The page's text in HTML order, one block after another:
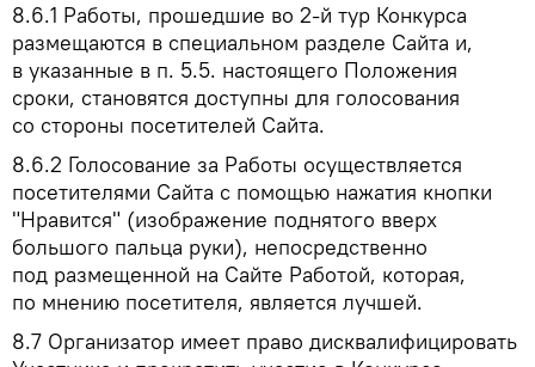
8.6.1 Работы, прошедшие во 2-й тур Конкурса
размещаются в специальном разделе Сайта и,
в указанные в п. 5.5. настоящего Положения
сроки, становятся доступны для голосования
со стороны посетителей Сайта.
8.6.2 Голосование за Работы осуществляется
посетителями Сайта с помощью нажатия кнопки
"Нравится" (изображение поднятого вверх
большого пальца руки), непосредственно
под размещенной на Сайте Работой, которая,
по мнению посетителя, является лучшей.
8.7 Организатор имеет право дисквалифицировать